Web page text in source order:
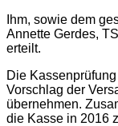
Ihm, sowie dem
Annette Gerdes,
erteilt.
Die
Vorschlag der
übernehmen.
die Kasse in 2016